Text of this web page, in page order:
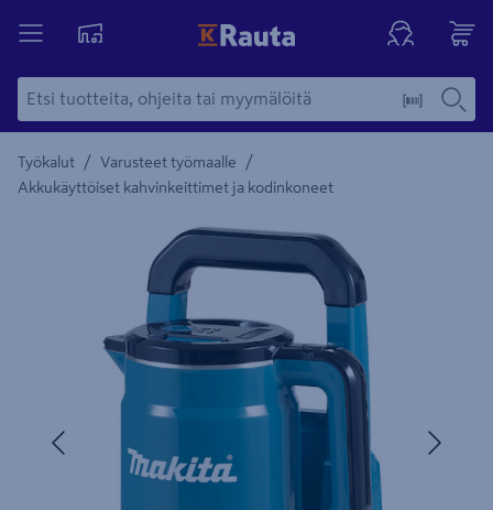
Työkalut / Varusteet työmaalle /
Akkukäyttöiset kahvinkeittimet ja kodinkoneet
Yksityiskohtainen kuvaus löytyy Tuotteen kuvaus -